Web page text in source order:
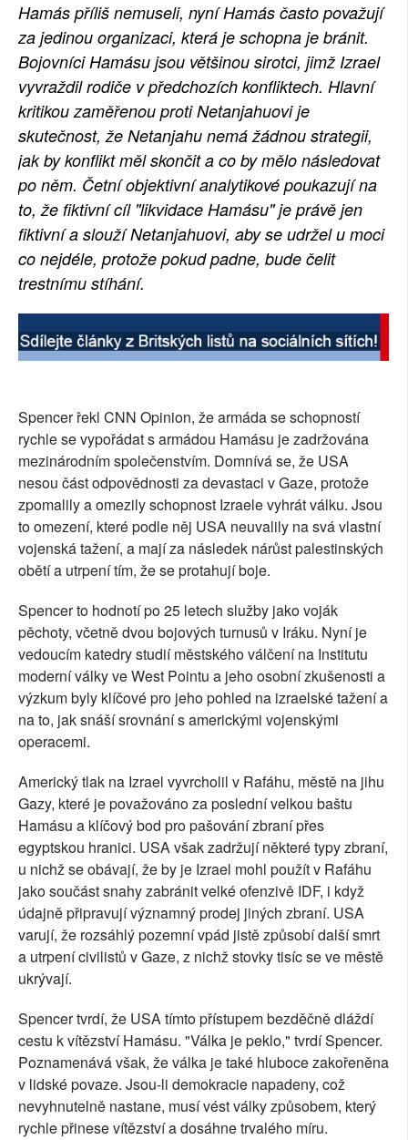
Hamás příliš nemuseli, nyní Hamás často považují
za jedinou organizaci, která je schopna je bránit.
Bojovníci Hamásu jsou většinou sirotci, jimž Izrael
vyvraždil rodiče v předchozích konfliktech. Hlavní
kritikou zaměřenou proti Netanjahuovi je
skutečnost, že Netanjahu nemá žádnou strategii,
jak by konflikt měl skončit a co by mělo následovat
po něm. Četní objektivní analytikové poukazují na
to, že fiktivní cíl "likvidace Hamásu" je právě jen
fiktivní a slouží Netanjahuovi, aby se udržel u moci
co nejdéle, protože pokud padne, bude čelit
trestnímu stíhání.
Spencer řekl CNN Opinion, že armáda se schopností
rychle se vypořádat s armádou Hamásu je zadržována
mezinárodním společenstvím. Domnívá se, že USA
nesou část odpovědnosti za devastaci v Gaze, protože
zpomalily a omezily schopnost Izraele vyhrát válku. Jsou
to omezení, které podle něj USA neuvalily na svá vlastní
vojenská tažení, a mají za následek nárůst palestinských
obětí a utrpení tím, že se protahují boje.
Spencer to hodnotí po 25 letech služby jako voják
pěchoty, včetně dvou bojových turnusů v Iráku. Nyní je
vedoucím katedry studií městského válčení na Institutu
moderní války ve West Pointu a jeho osobní zkušenosti a
výzkum byly klíčové pro jeho pohled na izraelské tažení a
na to, jak snáší srovnání s americkými vojenskými
operacemi.
Americký tlak na Izrael vyvrcholil v Rafáhu, městě na jihu
Gazy, které je považováno za poslední velkou baštu
Hamásu a klíčový bod pro pašování zbraní přes
egyptskou hranici. USA však zadržují některé typy zbraní,
u nichž se obávají, že by je Izrael mohl použít v Rafáhu
jako součást snahy zabránit velké ofenzivě IDF, i když
údajně připravují významný prodej jiných zbraní. USA
varují, že rozsáhlý pozemní vpád jistě způsobí další smrt
a utrpení civilistů v Gaze, z nichž stovky tisíc se ve městě
ukrývají.
Spencer tvrdí, že USA tímto přístupem bezděčně dláždí
cestu k vítězství Hamásu. "Válka je peklo," tvrdí Spencer.
Poznamenává však, že válka je také hluboce zakořeněna
v lidské povaze. Jsou-li demokracie napadeny, což
nevyhnutelně nastane, musí vést války způsobem, který
rychle přinese vítězství a dosáhne trvalého míru.